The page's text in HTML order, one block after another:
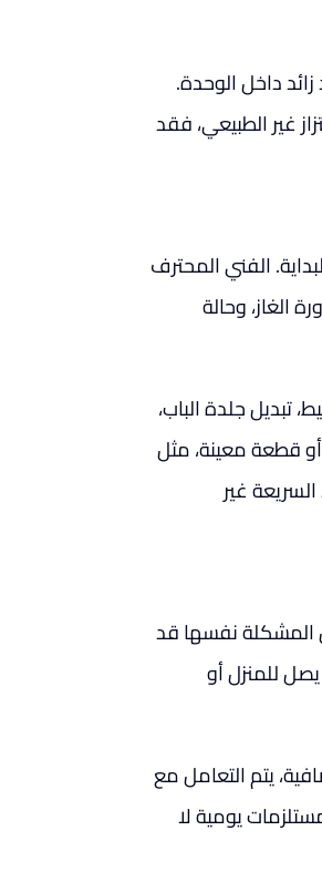
داخل الوحدة.
غير الطبيعي، فقد
الفني المحترف
الغاز، وحالة
تبديل جلدة الباب،
قطعة معينة، مثل
غير
أن المشكلة نفسها قد
للمنزل أو
يتم التعامل مع
يومية لا